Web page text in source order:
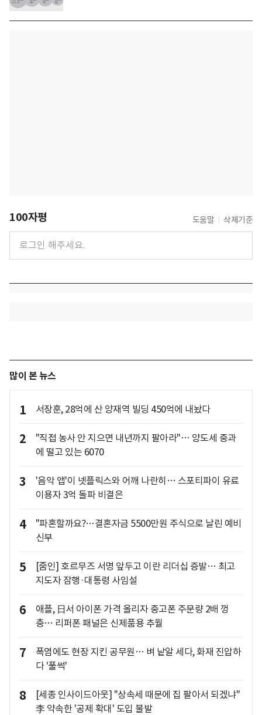
100자평 도움말 삭제기준
많이 본 뉴스
1 서장훈, 28억에 산 양재역 빌딩 450억에 내놨다
2
"직접 농사 안 지으면 내년까지 팔아라"… 양도세 중과
에 떨고 있는 6070
3
'음악 앱'이 넷플릭스와 어깨 나란히… 스포티파이 유료
이용자 3억 돌파 비결은
4
"파혼할까요?…결혼자금 5500만원 주식으로 날린 예비
신부
5
[줌인] 호르무즈 서명 앞두고 이란 리더십 증발… 최고
지도자 잠행·대통령 사임설
6
애플, 日서 아이폰 가격 올리자 중고폰 주문량 2배 껑
충… 리퍼폰 패널은 신제품용 추월
7
폭염에도 현장 지킨 공무원… 벼 낱알 세다, 화재 진압하
다 '풀썩'
8
[세종 인사이드아웃] "상속세 때문에 집 팔아서 되겠냐"
李 약속한 '공제 확대' 도입 불발